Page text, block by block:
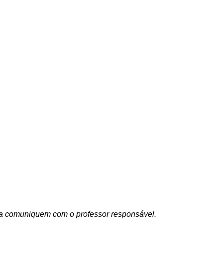
com o professor responsável.